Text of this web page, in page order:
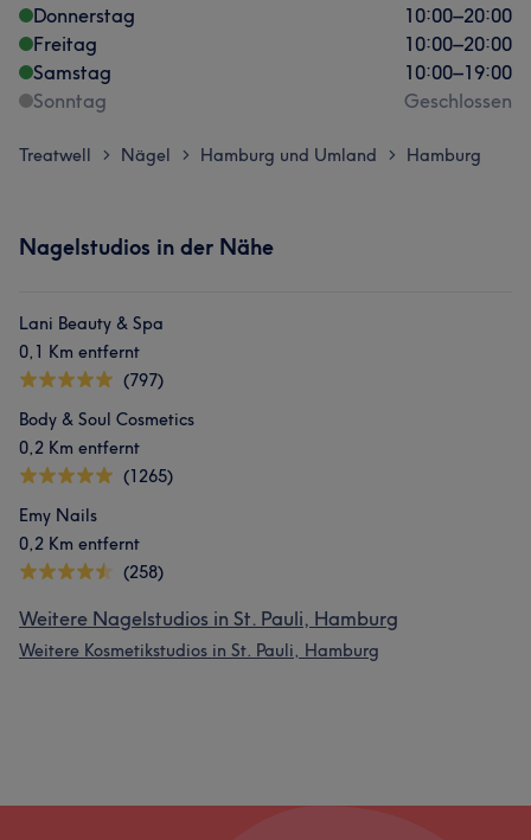
Donnerstag
10:00–20:00
Freitag
10:00–20:00
Samstag
10:00–19:00
Sonntag
Geschlossen
Treatwell > Nägel > Hamburg und Umland > Hamburg
Nagelstudios in der Nähe
Lani Beauty & Spa
0,1 Km entfernt
(797)
Body & Soul Cosmetics
0,2 Km entfernt
(1265)
Emy Nails
0,2 Km entfernt
(258)
Weitere Nagelstudios in St. Pauli, Hamburg
Weitere Kosmetikstudios in St. Pauli, Hamburg